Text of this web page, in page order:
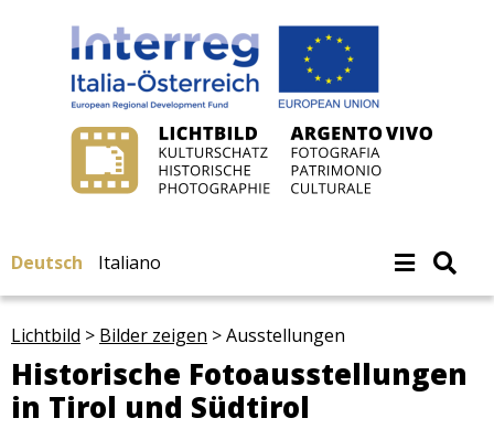
Deutsch Italiano
Lichtbild > Bilder zeigen >Ausstellungen
Historische Fotoausstellungen
in Tirol und Südtirol